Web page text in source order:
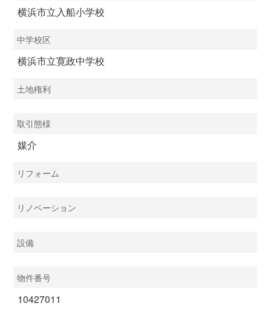
横浜市立入船小学校
中学校区
横浜市立寛政中学校
土地権利
取引態様
媒介
リフォーム
リノベーション
設備
物件番号
10427011